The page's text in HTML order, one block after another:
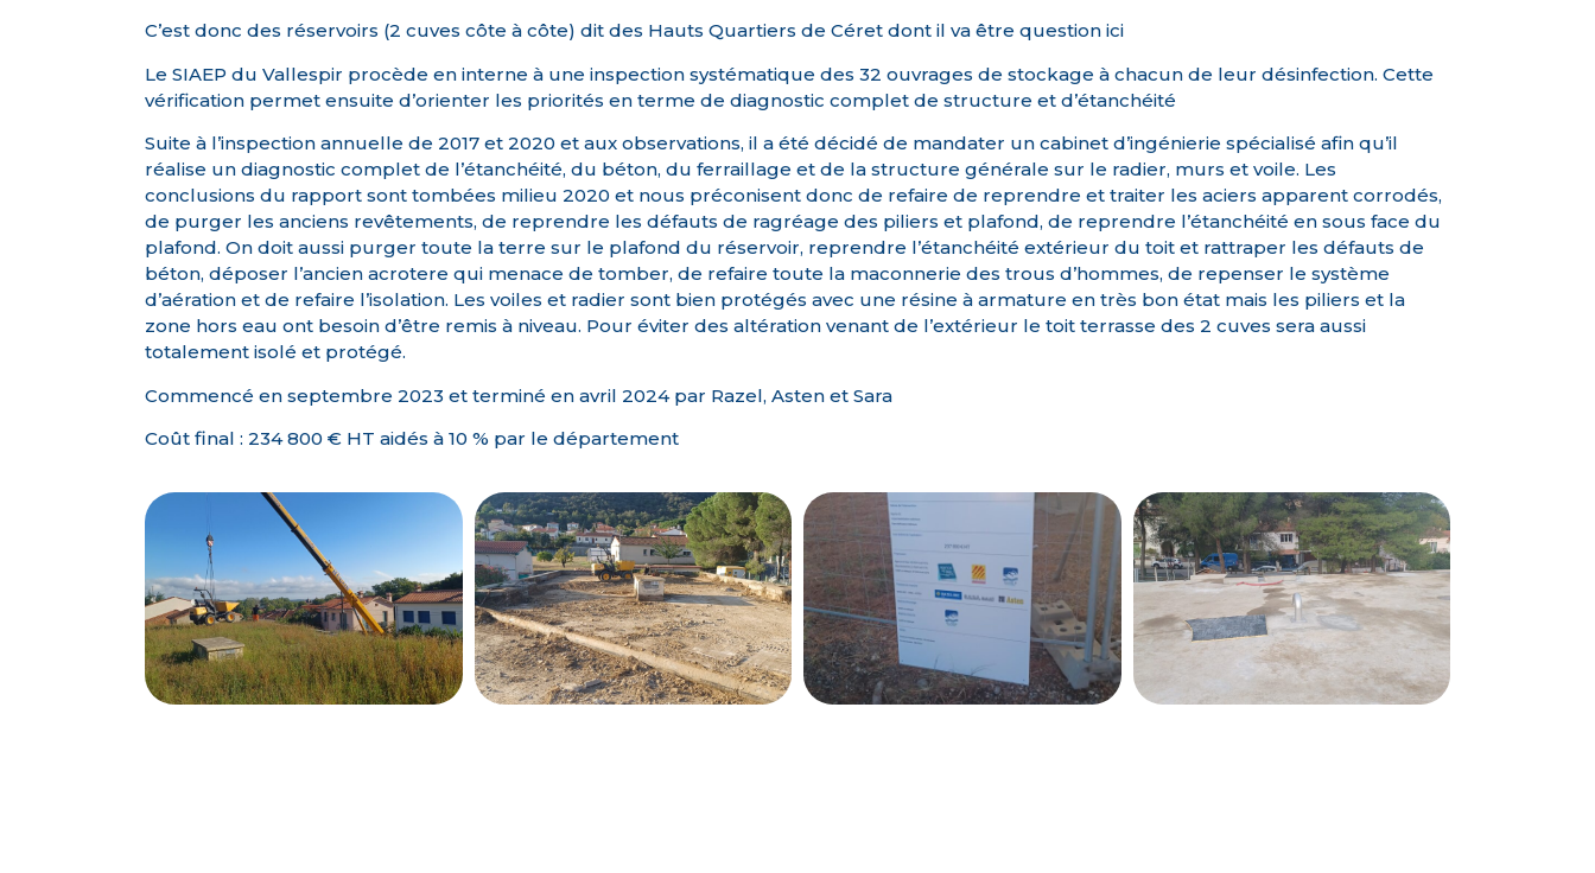
C’est donc des réservoirs (2 cuves côte à côte) dit des Hauts Quartiers de Céret dont il va être question ici
Le SIAEP du Vallespir procède en interne à une inspection systématique des 32 ouvrages de stockage à chacun de leur désinfection. Cette
vérification permet ensuite d’orienter les priorités en terme de diagnostic complet de structure et d’étanchéité
Suite à l’inspection annuelle de 2017 et 2020 et aux observations, il a été décidé de mandater un cabinet d’ingénierie spécialisé afin qu’il
réalise un diagnostic complet de l’étanchéité, du béton, du ferraillage et de la structure générale sur le radier, murs et voile. Les
conclusions du rapport sont tombées milieu 2020 et nous préconisent donc de refaire de reprendre et traiter les aciers apparent corrodés,
de purger les anciens revêtements, de reprendre les défauts de ragréage des piliers et plafond, de reprendre l’étanchéité en sous face du
plafond. On doit aussi purger toute la terre sur le plafond du réservoir, reprendre l’étanchéité extérieur du toit et rattraper les défauts de
béton, déposer l’ancien acrotere qui menace de tomber, de refaire toute la maconnerie des trous d’hommes, de repenser le système
d’aération et de refaire l’isolation. Les voiles et radier sont bien protégés avec une résine à armature en très bon état mais les piliers et la
zone hors eau ont besoin d’être remis à niveau. Pour éviter des altération venant de l’extérieur le toit terrasse des 2 cuves sera aussi
totalement isolé et protégé.
Commencé en septembre 2023 et terminé en avril 2024 par Razel, Asten et Sara
Coût final : 234 800 € HT aidés à 10 % par le département